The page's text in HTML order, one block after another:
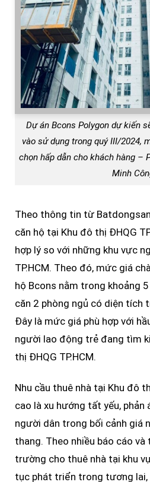
Dự án Bcons Polygon dự kiến
vào sử dụng trong quý III/2024,
chọn hấp dẫn cho khách hàng –
Minh
Theo thông tin từ
căn hộ tại Khu đô thị ĐHQG
hợp lý so với những khu vực
TP.HCM. Theo đó, mức giá
hộ Bcons nằm trong khoảng
căn 2 phòng ngủ có diện tích
Đây là mức giá phù hợp với
người lao động trẻ đang tìm
thị ĐHQG TP.HCM.
Nhu cầu thuê nhà tại Khu đô
cao là xu hướng tất yếu, phản
người dân trong bối cảnh giá
thang. Theo nhiều báo cáo
trường cho thuê nhà tại khu
tục phát triển trong tương lai,